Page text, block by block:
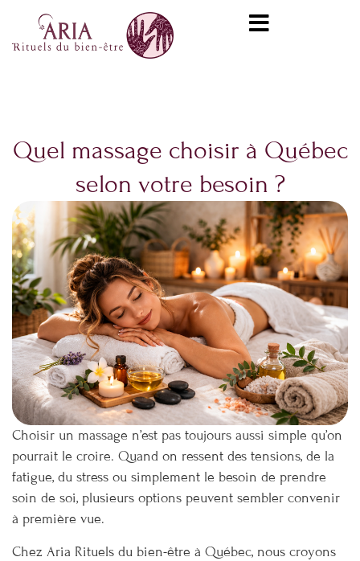
contenu
Quel massage choisir à Québec
selon votre besoin ?
Choisir un massage n’est pas toujours aussi simple qu’on
pourrait le croire. Quand on ressent des tensions, de la
fatigue, du stress ou simplement le besoin de prendre
soin de soi, plusieurs options peuvent sembler convenir
à première vue.
Chez Aria Rituels du bien-être à Québec, nous croyons